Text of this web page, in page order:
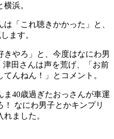
浜。
「これ聴きかかった」と、
ます。
きやろ」と、今度はなにわ男
津田さんは声を荒げ、「お前
んねん！」とコメント。
40歳過ぎたおっさんが車運
なにわ男子とかキンプリ
ました。